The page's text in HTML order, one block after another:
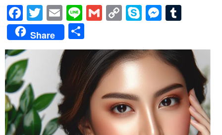
Facebook
Twitter
EmailLineGmailCopySkype
Share
有